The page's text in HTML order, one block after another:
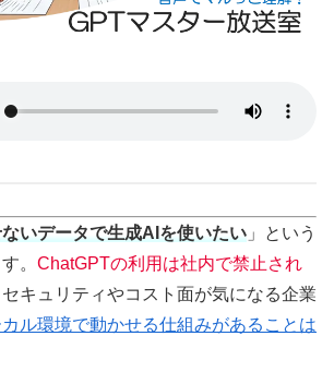
いデータで生成AIを使いたい 」という
。 ChatGPTの利用は社内で禁止され
キュリティやコスト面が気になる企業
ル環境で動かせる仕組みがあることは